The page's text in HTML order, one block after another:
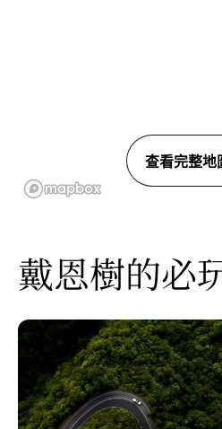
查看完整地
戴恩樹的必